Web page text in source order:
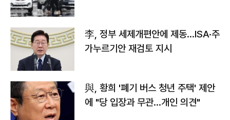
李, 정부 세제개편안에 제동…ISA·주
가누르기안 재검토 지시
與, 황희 '폐기 버스 청년 주택' 제안
에 "당 입장과 무관…개인 의견"